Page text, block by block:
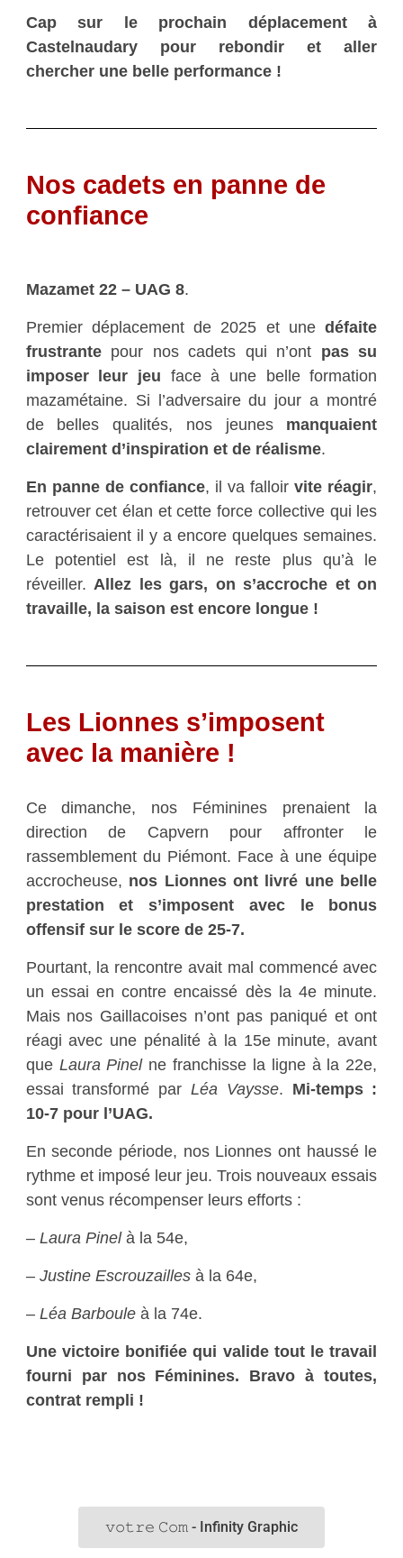
Cap sur le prochain déplacement à
Castelnaudary pour rebondir et aller
chercher une belle performance !
Nos cadets en panne de
confiance
Mazamet 22 – UAG 8.
Premier déplacement de 2025 et unedéfaite
frustrantepour nos cadets qui n’ont pas su
imposer leur jeu face à une belle formation
mazamétaine. Si l’adversaire du jour a montré
de belles qualités, nos jeunes manquaient
clairement d’inspiration et de réalisme.
En panne de confiance, il va falloirvite réagir,
retrouver cet élan et cette force collective qui les
caractérisaient il y a encore quelques semaines.
Le potentiel est là, il ne reste plus qu’à le
réveiller. Allez les gars, on s’accroche et on
travaille, la saison est encore longue !
Les Lionnes s’imposent
avec la manière !
Ce dimanche, nos Féminines prenaient la
direction de Capvern pour affronter le
rassemblement du Piémont. Face à une équipe
accrocheuse, nos Lionnes ont livré une belle
prestation et s’imposent avec
le bonus
offensif sur le score de 25-7.
Pourtant, la rencontre avait mal commencé avec
un essai en contre encaissé dès la 4e minute.
Mais nos Gaillacoises n’ont pas paniqué et ont
réagi avec une pénalité à la 15e minute, avant
que Laura Pinelne franchisse la ligne à la 22e,
essai transformé par Léa Vaysse. Mi-temps :
10-7 pour l’UAG.
En seconde période, nos Lionnes ont haussé le
rythme et imposé leur jeu. Trois nouveaux essais
sont venus récompenser leurs efforts :
– Laura Pinelà la 54e,
– Justine Escrouzaillesà la 64e,
– Léa Barbouleà la 74e.
Une victoire bonifiée qui valide tout le travail
fourni par nos Féminines. Bravo à toutes,
contrat rempli !
𝚟𝚘𝚝𝚛𝚎 𝙲𝚘𝚖 - Infinity Graphic